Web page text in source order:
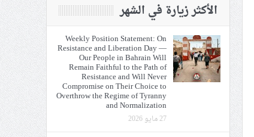
الأكثر زيارة في الشهر
Weekly Position Statement: On
Resistance and Liberation Day —
Our People in Bahrain Will
Remain Faithful to the Path of
Resistance and Will Never
Compromise on Their Choice to
Overthrow the Regime of Tyranny
and Normalization
27 مايو 2026